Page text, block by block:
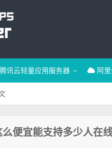
腾讯云轻量应用服务器 阿
便宜能支持多少人在